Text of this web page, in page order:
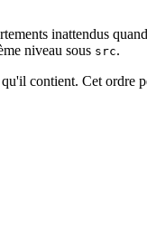
inattendus
niveau sous src.
contient. Cet ordre